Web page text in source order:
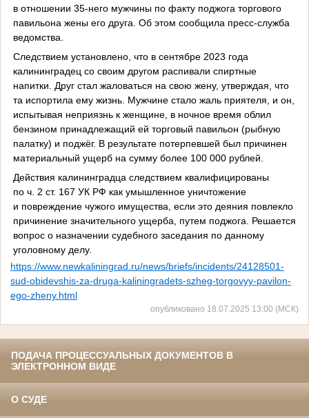
в отношении 35-него мужчины по факту поджога торгового
павильона жены его друга. Об этом сообщила пресс-служба
ведомства.
Следствием установлено, что в сентябре 2023 года
калининградец со своим другом распивали спиртные
напитки. Друг стал жаловаться на свою жену, утверждая, что
та испортила ему жизнь. Мужчине стало жаль приятеля, и он,
испытывая неприязнь к женщине, в ночное время облил
бензином принадлежащий ей торговый павильон (рыбную
палатку) и поджёг. В результате потерпевшей был причинен
материальный ущерб на сумму более 100 000 рублей.
Действия калининградца следствием квалифицированы
по ч. 2 ст. 167 УК РФ как умышленное уничтожение
и повреждение чужого имущества, если это деяния повлекло
причинение значительного ущерба, путем поджога. Решается
вопрос о назначении судебного заседания по данному
уголовному делу.
https://www.newkaliningrad.ru/news/briefs/incidents/24128501-
sud-obidevshis-za-druga-kaliningradets-szheg-torgovyy-pavilon-
ego-zheny.html
опубликовано 18.07.2025 13:00 (МСК)
ПОДАЧА ПРОЦЕССУАЛЬНЫХ ДОКУМЕНТОВ В
ЭЛЕКТРОННОМ ВИДЕ
О СУДЕ